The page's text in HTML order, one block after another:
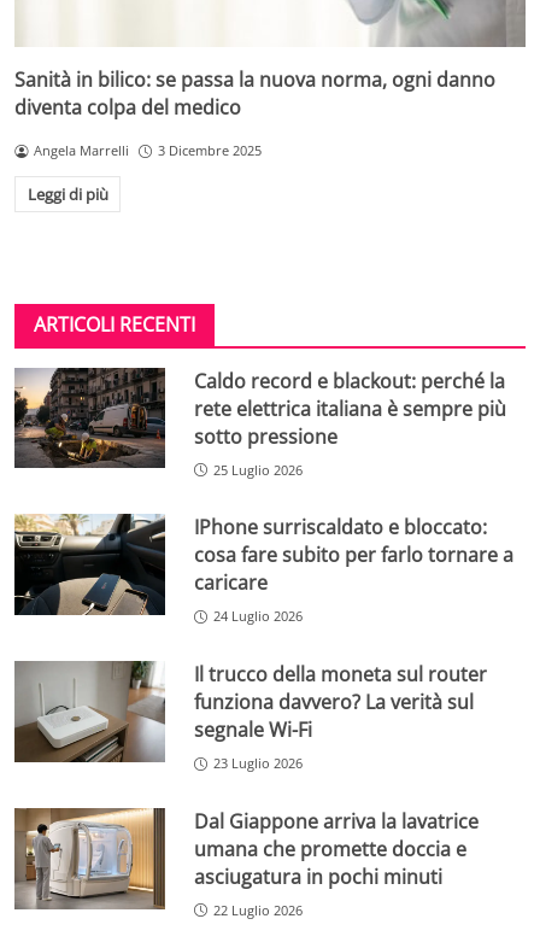
Sanità in bilico: se passa la nuova norma, ogni danno
diventa colpa del medico
Angela Marrelli 3 Dicembre 2025
Leggi di più
ARTICOLI RECENTI
Caldo record e blackout: perché la
rete elettrica italiana è sempre più
sotto pressione
25 Luglio 2026
IPhone surriscaldato e bloccato:
cosa fare subito per farlo tornare a
caricare
24 Luglio 2026
Il trucco della moneta sul router
funziona davvero? La verità sul
segnale Wi-Fi
23 Luglio 2026
Dal Giappone arriva la lavatrice
umana che promette doccia e
asciugatura in pochi minuti
22 Luglio 2026